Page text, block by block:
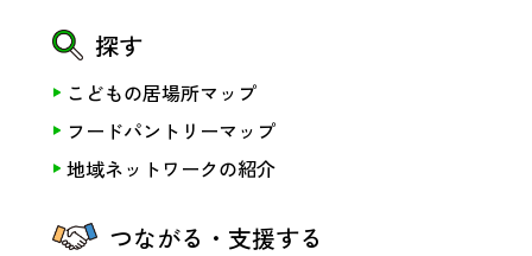
探す
こどもの居場所マップ
フードパントリーマップ
地域ネットワークの紹介
つながる・支援する